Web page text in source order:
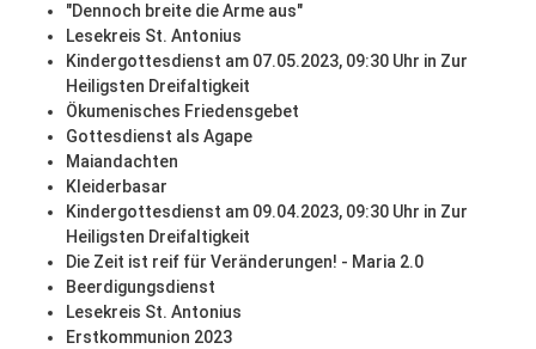
"Dennoch breite die Arme aus"
Lesekreis St. Antonius
Kindergottesdienst am 07.05.2023, 09:30 Uhr in Zur
Heiligsten Dreifaltigkeit
Ökumenisches Friedensgebet
Gottesdienst als Agape
Maiandachten
Kleiderbasar
Kindergottesdienst am 09.04.2023, 09:30 Uhr in Zur
Heiligsten Dreifaltigkeit
Die Zeit ist reif für Veränderungen! - Maria 2.0
Beerdigungsdienst
Lesekreis St. Antonius
Erstkommunion 2023